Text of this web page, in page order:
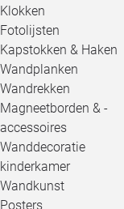
Klokken
Fotolijsten
Kapstokken & Haken
Wandplanken
Wandrekken
Magneetborden & -
accessoires
Wanddecoratie
kinderkamer
Wandkunst
Posters